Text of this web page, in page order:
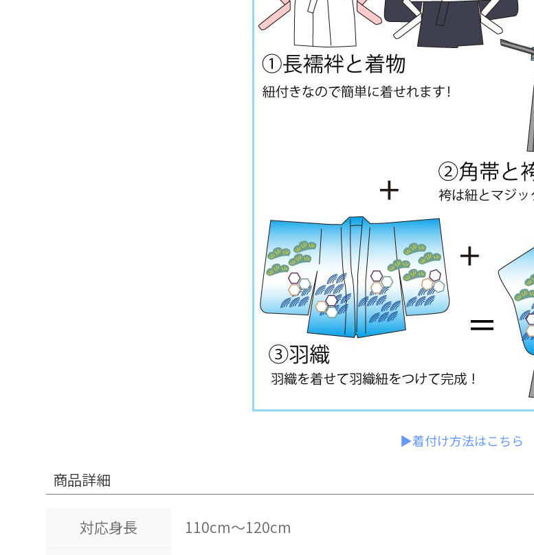
▶着付け方法はこちら
商品詳細
対応身長 110cm～120cm